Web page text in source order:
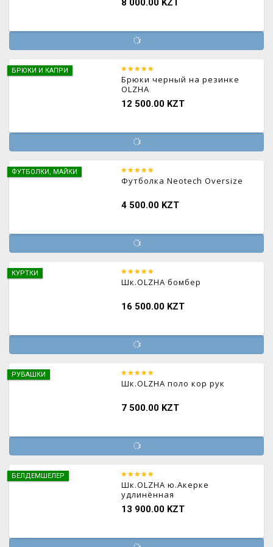
БРЮКИ И КАПРИ
Брюки черный на резинке
OLZHA
12 500.00 KZT
ФУТБОЛКИ, МАЙКИ
Футболка Neotech Oversize
4 500.00 KZT
КУРТКИ
Шк.OLZHA бомбер
16 500.00 KZT
РУБАШКИ
Шк.OLZHA поло кор рук
7 500.00 KZT
БЕЛДЕМШЕЛЕР
Шк.OLZHA ю.Акерке
удлинённая
13 900.00 KZT